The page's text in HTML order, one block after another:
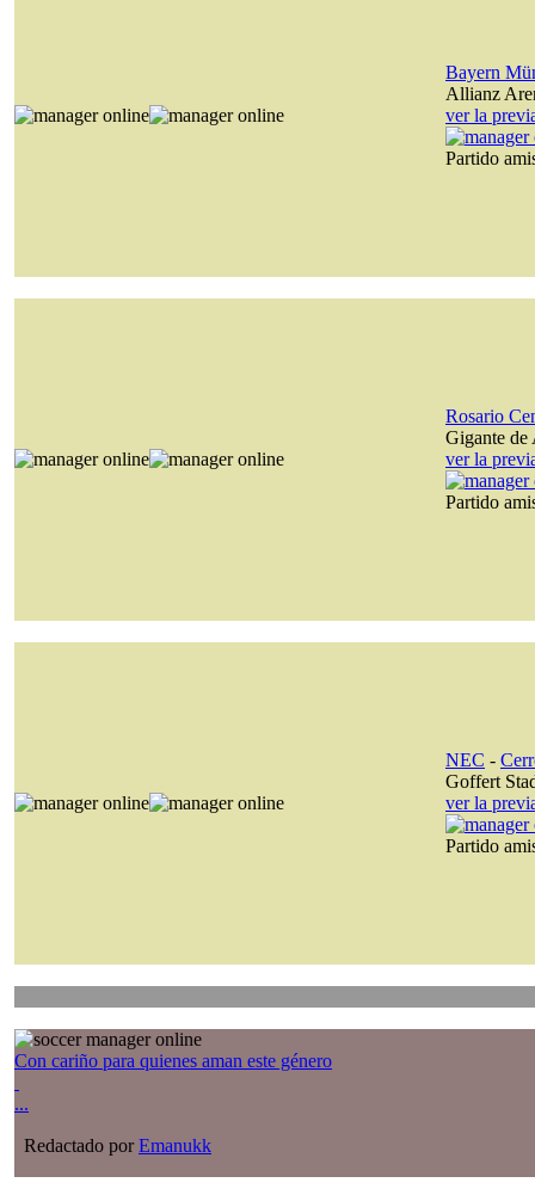
Bayern
Allianz
ver la
Partido
Rosario
Gigante
ver la
Partido
NEC -
Goffert
ver la
Partido
Con cariño para quienes aman este género
...
Redactado porEmanukk